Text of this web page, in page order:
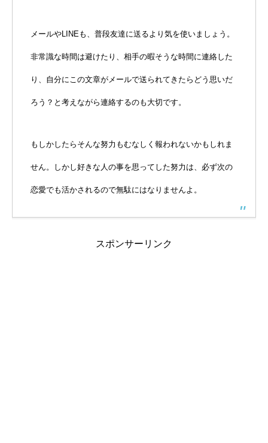
メールやLINEも、普段友達に送るより気を使いましょう。
非常識な時間は避けたり、相手の暇そうな時間に連絡した
り、自分にこの文章がメールで送られてきたらどう思いだ
ろう？と考えながら連絡するのも大切です。
もしかしたらそんな努力もむなしく報われないかもしれま
せん。しかし好きな人の事を思ってした努力は、必ず次の
恋愛でも活かされるので無駄にはなりませんよ。
スポンサーリンク